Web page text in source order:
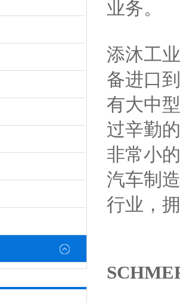
业务。
添沐工
备进口
有大中
过辛勤
非常小
汽车制
行业，